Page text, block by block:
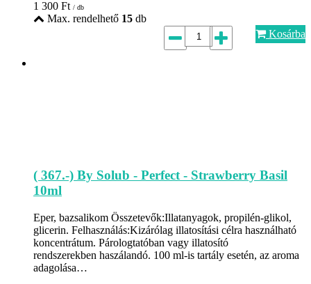
1 300 Ft / db
Max. rendelhető 15 db
Kosárba
( 367.-) By Solub - Perfect - Strawberry Basil
10ml
Eper, bazsalikom Összetevők:Illatanyagok, propilén-glikol,
glicerin. Felhasználás:Kizárólag illatosítási célra használható
koncentrátum. Párologtatóban vagy illatosító
rendszerekben haszálandó. 100 ml-is tartály esetén, az aroma
adagolása…